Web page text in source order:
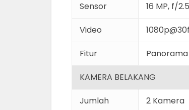
Sensor 16 MP, f/
Video
Fitur Panorama
KAMERA BELAKANG
Jumlah 2 Kamera